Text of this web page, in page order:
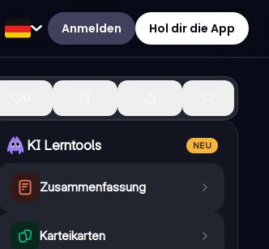
Anmelden Hol dir die App
KI Lerntools NEU
Zusammenfassung
Karteikarten